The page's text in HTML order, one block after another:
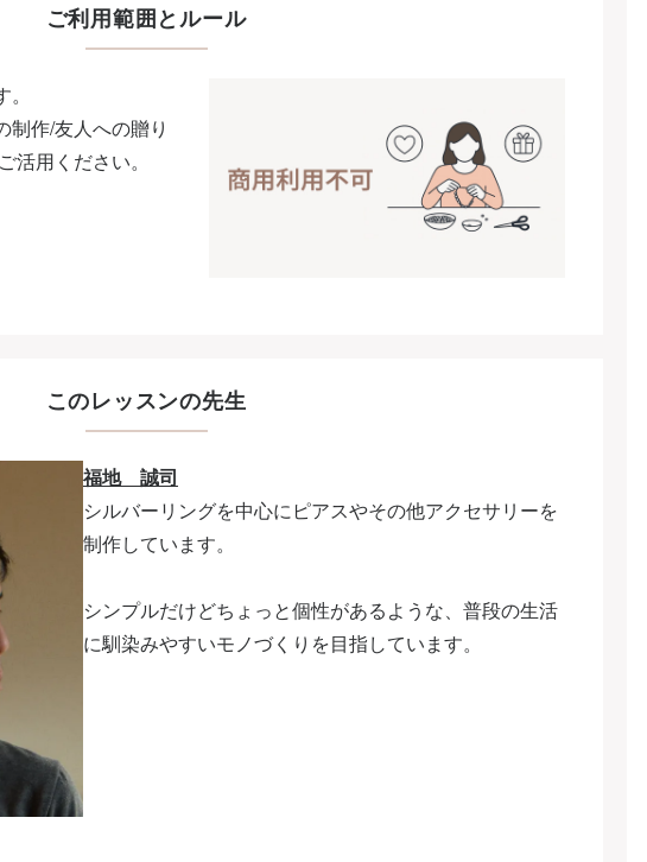
ご利用範囲とルール
制作/友人への贈り
活用ください。
このレッスンの先生
福地 誠司
シルバーリングを中心にピアスやその他アクセサリーを
制作しています。
シンプルだけどちょっと個性があるような、普段の生活
に馴染みやすいモノづくりを目指しています。